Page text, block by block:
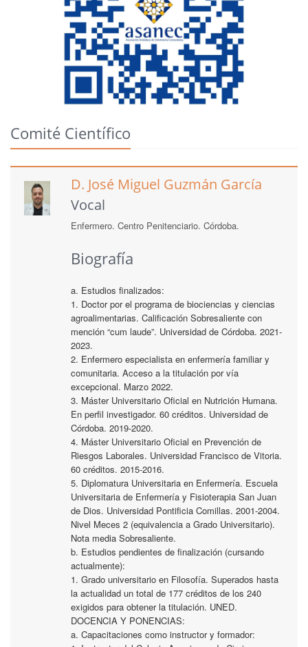
Comité Científico
D. José Miguel Guzmán García
Vocal
Enfermero. Centro Penitenciario. Córdoba.
Biografía
a. Estudios finalizados:
1. Doctor por el programa de biociencias y ciencias
agroalimentarias. Calificación Sobresaliente con
mención “cum laude”. Universidad de Córdoba. 2021-
2023.
2. Enfermero especialista en enfermería familiar y
comunitaria. Acceso a la titulación por vía
excepcional. Marzo 2022.
3. Máster Universitario Oficial en Nutrición Humana.
En perfil investigador. 60 créditos. Universidad de
Córdoba. 2019-2020.
4. Máster Universitario Oficial en Prevención de
Riesgos Laborales. Universidad Francisco de Vitoria.
60 créditos. 2015-2016.
5. Diplomatura Universitaria en Enfermería. Escuela
Universitaria de Enfermería y Fisioterapia San Juan
de Dios. Universidad Pontificia Comillas. 2001-2004.
Nivel Meces 2 (equivalencia a Grado Universitario).
Nota media Sobresaliente.
b. Estudios pendientes de finalización (cursando
actualmente):
1. Grado universitario en Filosofía. Superados hasta
la actualidad un total de 177 créditos de los 240
exigidos para obtener la titulación. UNED.
DOCENCIA Y PONENCIAS:
a. Capacitaciones como instructor y formador: